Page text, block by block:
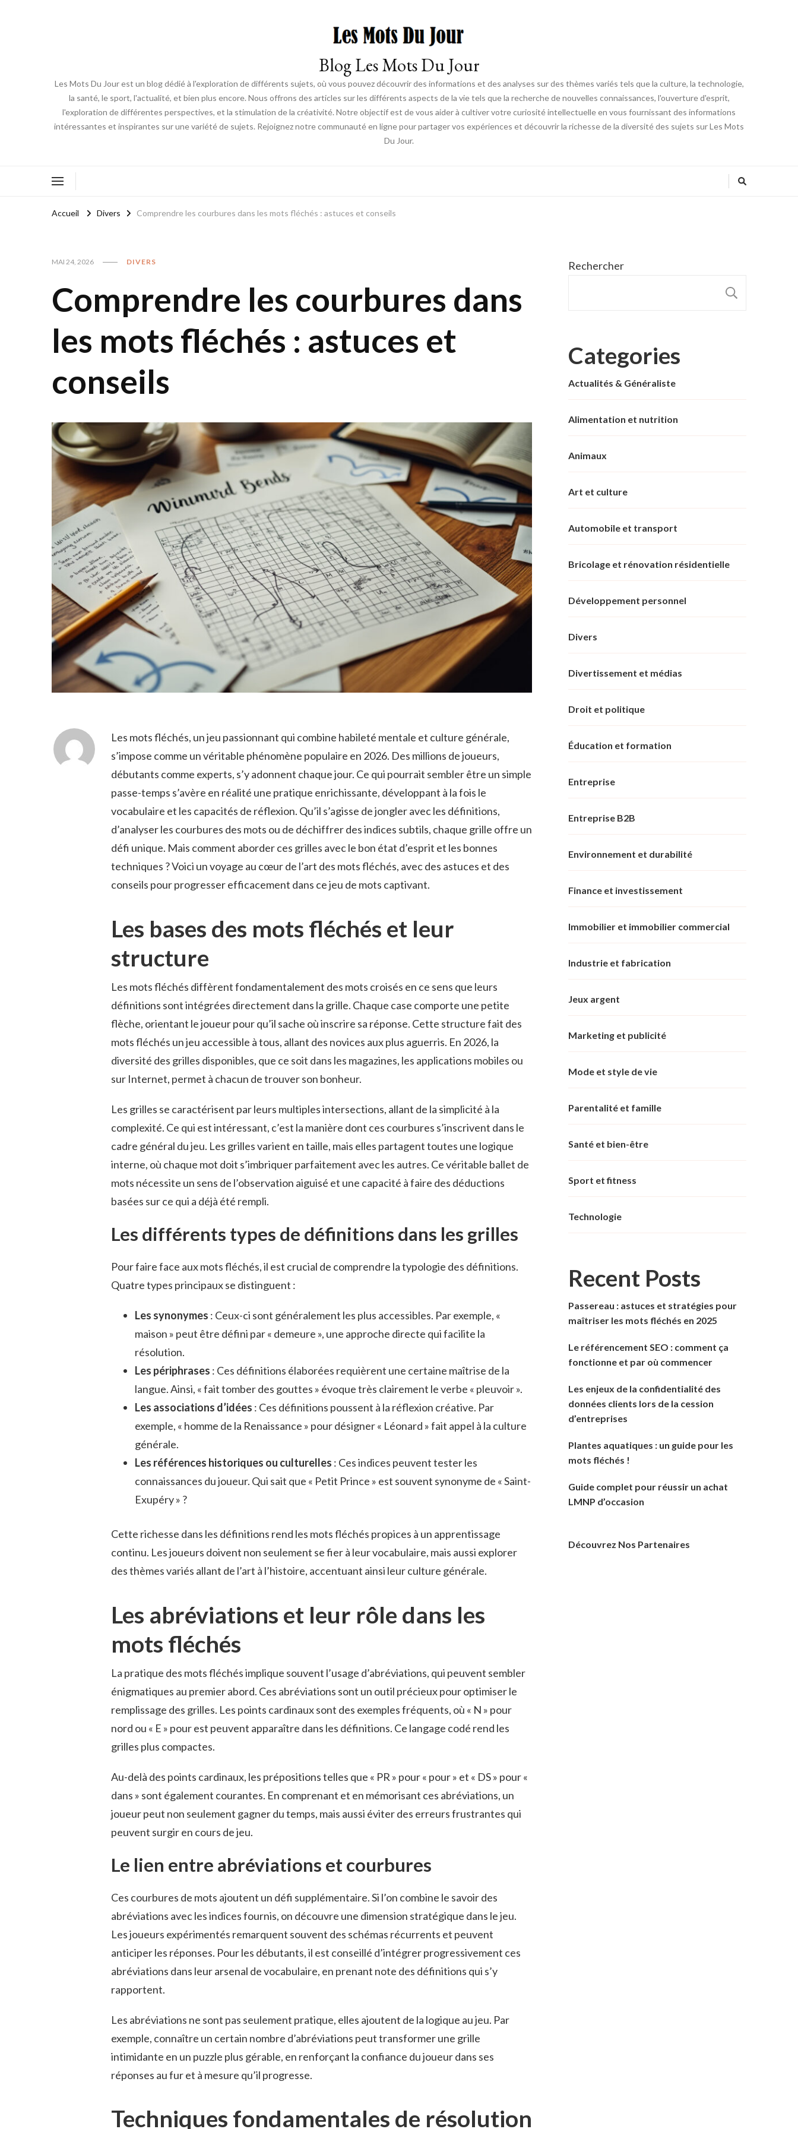
Blog Les Mots Du Jour
Les Mots Du Jour est un blog dédié à l'exploration de différents sujets, où vous pouvez découvrir des informations et des analyses sur des thèmes variés tels que la culture, la technologie,
la santé, le sport, l'actualité, et bien plus encore. Nous offrons des articles sur les différents aspects de la vie tels que la recherche de nouvelles connaissances, l'ouverture d'esprit,
l'exploration de différentes perspectives, et la stimulation de la créativité. Notre objectif est de vous aider à cultiver votre curiosité intellectuelle en vous fournissant des informations
intéressantes et inspirantes sur une variété de sujets. Rejoignez notre communauté en ligne pour partager vos expériences et découvrir la richesse de la diversité des sujets sur Les Mots
Du Jour.
Accueil Divers Comprendre les courbures dans les mots fléchés : astuces et conseils
MAI 24, 2026 DIVERS
Comprendre les courbures dans
les mots fléchés : astuces et
conseils
Les mots fléchés, un jeu passionnant qui combine habileté mentale et culture générale,
s’impose comme un véritable phénomène populaire en 2026. Des millions de joueurs,
débutants comme experts, s’y adonnent chaque jour. Ce qui pourrait sembler être un simple
passe-temps s’avère en réalité une pratique enrichissante, développant à la fois le
vocabulaire et les capacités de réflexion. Qu’il s’agisse de jongler avec les définitions,
d’analyser les courbures des mots ou de déchiffrer des indices subtils, chaque grille offre un
défi unique. Mais comment aborder ces grilles avec le bon état d’esprit et les bonnes
techniques ? Voici un voyage au cœur de l’art des mots fléchés, avec des astuces et des
conseils pour progresser efficacement dans ce jeu de mots captivant.
Les bases des mots fléchés et leur
structure
Les mots fléchés diffèrent fondamentalement des mots croisés en ce sens que leurs
définitions sont intégrées directement dans la grille. Chaque case comporte une petite
flèche, orientant le joueur pour qu’il sache où inscrire sa réponse. Cette structure fait des
mots fléchés un jeu accessible à tous, allant des novices aux plus aguerris. En 2026, la
diversité des grilles disponibles, que ce soit dans les magazines, les applications mobiles ou
sur Internet, permet à chacun de trouver son bonheur.
Les grilles se caractérisent par leurs multiples intersections, allant de la simplicité à la
complexité. Ce qui est intéressant, c’est la manière dont ces courbures s’inscrivent dans le
cadre général du jeu. Les grilles varient en taille, mais elles partagent toutes une logique
interne, où chaque mot doit s’imbriquer parfaitement avec les autres. Ce véritable ballet de
mots nécessite un sens de l’observation aiguisé et une capacité à faire des déductions
basées sur ce qui a déjà été rempli.
Les différents types de définitions dans les grilles
Pour faire face aux mots fléchés, il est crucial de comprendre la typologie des définitions.
Quatre types principaux se distinguent :
Les synonymes : Ceux-ci sont généralement les plus accessibles. Par exemple, «
maison » peut être défini par « demeure », une approche directe qui facilite la
résolution.
Les périphrases : Ces définitions élaborées requièrent une certaine maîtrise de la
langue. Ainsi, « fait tomber des gouttes » évoque très clairement le verbe « pleuvoir ».
Les associations d’idées : Ces définitions poussent à la réflexion créative. Par
exemple, « homme de la Renaissance » pour désigner « Léonard » fait appel à la culture
générale.
Les références historiques ou culturelles : Ces indices peuvent tester les
connaissances du joueur. Qui sait que « Petit Prince » est souvent synonyme de « Saint-
Exupéry » ?
Cette richesse dans les définitions rend les mots fléchés propices à un apprentissage
continu. Les joueurs doivent non seulement se fier à leur vocabulaire, mais aussi explorer
des thèmes variés allant de l’art à l’histoire, accentuant ainsi leur culture générale.
Les abréviations et leur rôle dans les
mots fléchés
La pratique des mots fléchés implique souvent l’usage d’abréviations, qui peuvent sembler
énigmatiques au premier abord. Ces abréviations sont un outil précieux pour optimiser le
remplissage des grilles. Les points cardinaux sont des exemples fréquents, où « N » pour
nord ou « E » pour est peuvent apparaître dans les définitions. Ce langage codé rend les
grilles plus compactes.
Au-delà des points cardinaux, les prépositions telles que « PR » pour « pour » et « DS » pour «
dans » sont également courantes. En comprenant et en mémorisant ces abréviations, un
joueur peut non seulement gagner du temps, mais aussi éviter des erreurs frustrantes qui
peuvent surgir en cours de jeu.
Le lien entre abréviations et courbures
Ces courbures de mots ajoutent un défi supplémentaire. Si l’on combine le savoir des
abréviations avec les indices fournis, on découvre une dimension stratégique dans le jeu.
Les joueurs expérimentés remarquent souvent des schémas récurrents et peuvent
anticiper les réponses. Pour les débutants, il est conseillé d’intégrer progressivement ces
abréviations dans leur arsenal de vocabulaire, en prenant note des définitions qui s’y
rapportent.
Les abréviations ne sont pas seulement pratique, elles ajoutent de la logique au jeu. Par
exemple, connaître un certain nombre d’abréviations peut transformer une grille
intimidante en un puzzle plus gérable, en renforçant la confiance du joueur dans ses
réponses au fur et à mesure qu’il progresse.
Techniques fondamentales de résolution
Rechercher
Categories
Actualités & Généraliste
Alimentation et nutrition
Animaux
Art et culture
Automobile et transport
Bricolage et rénovation résidentielle
Développement personnel
Divers
Divertissement et médias
Droit et politique
Éducation et formation
Entreprise
Entreprise B2B
Environnement et durabilité
Finance et investissement
Immobilier et immobilier commercial
Industrie et fabrication
Jeux argent
Marketing et publicité
Mode et style de vie
Parentalité et famille
Santé et bien-être
Sport et fitness
Technologie
Recent Posts
Passereau : astuces et stratégies pour
maîtriser les mots fléchés en 2025
Le référencement SEO : comment ça
fonctionne et par où commencer
Les enjeux de la confidentialité des
données clients lors de la cession
d’entreprises
Plantes aquatiques : un guide pour les
mots fléchés !
Guide complet pour réussir un achat
LMNP d’occasion
Découvrez Nos Partenaires